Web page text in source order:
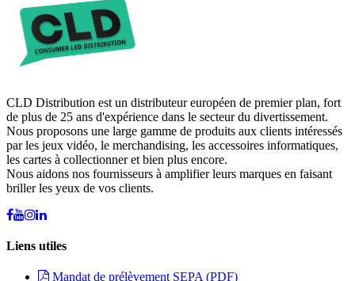
CLD Distribution est un distributeur européen de premier plan, fort
de plus de 25 ans d'expérience dans le secteur du divertissement.
Nous proposons une large gamme de produits aux clients intéressés
par les jeux vidéo, le merchandising, les accessoires informatiques,
les cartes à collectionner et bien plus encore.
Nous aidons nos fournisseurs à amplifier leurs marques en faisant
briller les yeux de vos clients.
Liens utiles
Mandat de prélèvement SEPA (PDF)